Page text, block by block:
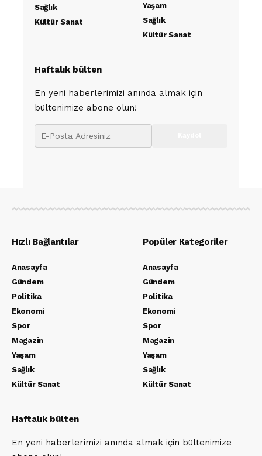
Sağlık
Kültür Sanat
Yaşam
Sağlık
Kültür Sanat
Haftalık bülten
En yeni haberlerimizi anında almak için
bültenimize abone olun!
Hızlı Bağlantılar
Anasayfa
Gündem
Politika
Ekonomi
Spor
Magazin
Yaşam
Sağlık
Kültür Sanat
Popüler Kategoriler
Anasayfa
Gündem
Politika
Ekonomi
Spor
Magazin
Yaşam
Sağlık
Kültür Sanat
Haftalık bülten
En yeni haberlerimizi anında almak için bültenimize